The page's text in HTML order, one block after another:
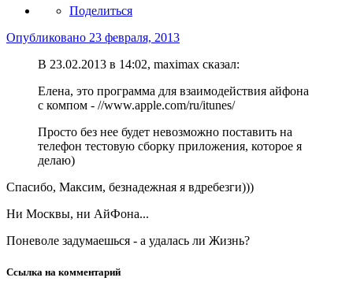
Поделиться
Опубликовано 23 февраля, 2013
В 23.02.2013 в 14:02, maximax сказал:
Елена, это программа для взаимодействия айфона
с компом - //www.apple.com/ru/itunes/
Просто без нее будет невозможно поставить на
телефон тестовую сборку приложения, которое я
делаю)
Спасибо, Максим, безнадежная я вдребезги)))
Ни Москвы, ни АйФона...
Поневоле задумаешься - а удалась ли Жизнь?
Ссылка на комментарий